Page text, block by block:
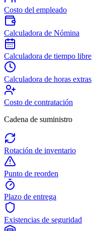
Costo del empleado
Calculadora de Nómina
Calculadora de tiempo libre
Calculadora de horas extras
Costo de contratación
Cadena de suministro
Rotación de inventario
Punto de reorden
Plazo de entrega
Existencias de seguridad